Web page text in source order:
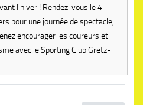
l'hiver ! Rendez-vous le 4
pour une journée de spectacle,
encourager les coureurs et
avec le Sporting Club Gretz-